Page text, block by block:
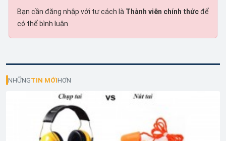
Bạn cần đăng nhập với tư cách là Thành viên chính thứcđể
có thể bình luận
NHỮNGTIN MỚIHƠN